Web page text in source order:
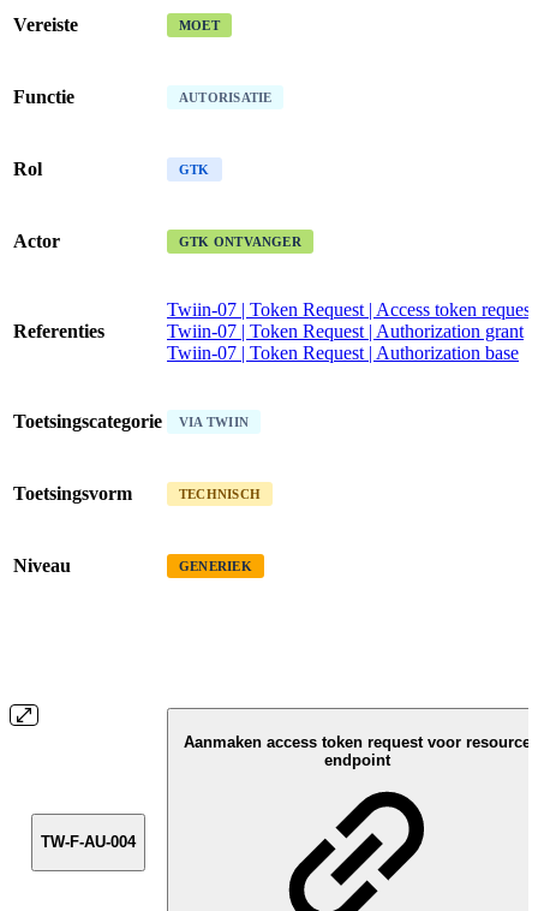
Vereiste MOET
Functie AUTORISATIE
Rol GTK
Actor GTK ONTVANGER
Referenties
Twiin-07 | Token Request | Access token request
Twiin-07 | Token Request | Authorization grant
Twiin-07 | Token Request | Authorization base
Toetsingscategorie VIA TWIIN
Toetsingsvorm TECHNISCH
Niveau GENERIEK
TW-F-AU-004
Aanmaken access token request voor resource
endpoint